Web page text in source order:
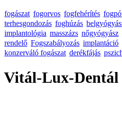
fogászat fogorvos fogfehérítés
terhesgondozás foghúzás
implantológia masszázs nőgyógyász
rendelő Fogszabályozás implantáció
konzerváló fogászat derékfájás
Vitál-Lux-Dentál